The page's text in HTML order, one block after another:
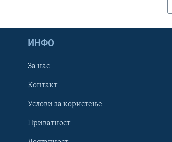
Learning English
НАКУСО...
ИНФО
За нас
Контакт
Услови за користење
Приватност